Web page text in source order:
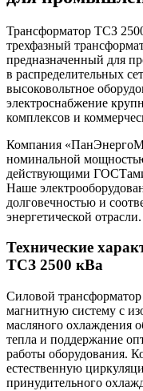
Трансформатор ТСЗ
трехфазный
предназначенный для
в распределительных
высоковольтное
электроснабжение
комплексов и
Компания
номинальной
действующими
Наше
долговечностью и
энергетической отрасли.
Технические
ТСЗ 2500 кВа
Силовой
магнитную систему с
масляного охлаждения
тепла и поддержание
работы оборудования.
естественную
принудительного